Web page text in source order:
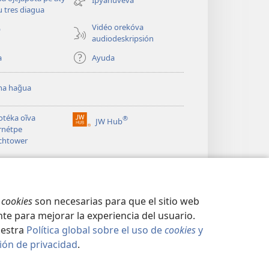
cookiesson necesarias para que el sitio web
para mejorar la experiencia del usuario.
Política global sobre el uso decookiesy
de privacidad.
nueva
tres diagua
Vidéo orekóva
audiodeskripsión
Ayuda
hag̃ua
oĩva
JW Hub®
(abre
ventana)
|KONFIGURASIÓN DE PRIVASIDA